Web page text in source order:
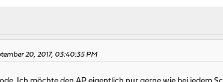
20, 2017, 03:40:35 PM